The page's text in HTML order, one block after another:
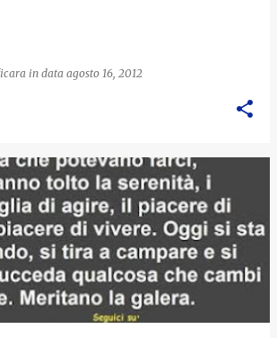
in data agosto 16, 2012